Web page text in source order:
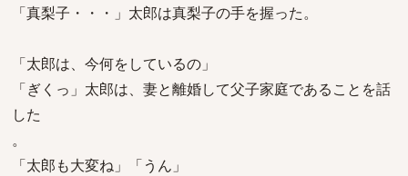
「真梨子・・・」太郎は真梨子の手を握った。
「太郎は、今何をしているの」
「ぎくっ」太郎は、妻と離婚して父子家庭であることを話
した
。
「太郎も大変ね」「うん」